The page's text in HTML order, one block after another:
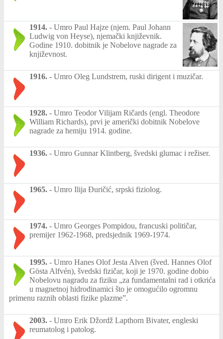
1914. - Umro Paul Hajze (njem. Paul Johann
Ludwig von Heyse), njemački književnik.
Godine 1910. dobitnik je Nobelove nagrade za
književnost.
1916. - Umro Oleg Lundstrem, ruski dirigent i muzičar.
1928. - Umro Teodor Vilijam Ričards (engl. Theodore
William Richards), prvi je američki dobitnik Nobelove
nagrade za hemiju 1914. godine.
1936. - Umro Gunnar Klintberg, švedski glumac i režiser.
1965. - Umro Ilija Đuričić, srpski fiziolog.
1974. - Umro Georges Pompidou, francuski političar,
premijer 1962-1968, predsjednik 1969-1974.
1995. - Umro Hanes Olof Jesta Alven (šved. Hannes Olof
Gösta Alfvén), švedski fizičar, koji je 1970. godine dobio
Nobelovu nagradu za fiziku „za fundamentalni rad i otkrića
u magnetnoj hidrodinamici što je omogućilo ogromnu
primenu raznih oblasti fizike plazme”.
2003. - Umro Erik Džordž Lapthorn Bivater, engleski
reumatolog i patolog.